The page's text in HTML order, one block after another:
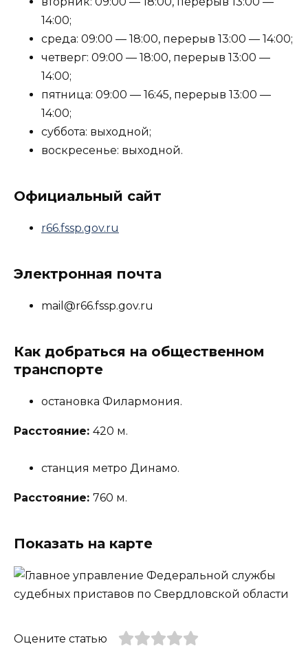
14:00;
среда: 09:00 — 18:00, перерыв 13:00 — 14:00;
четверг: 09:00 — 18:00, перерыв 13:00 —
14:00;
пятница: 09:00 — 16:45, перерыв 13:00 —
14:00;
суббота: выходной;
воскресенье: выходной.
Официальный сайт
r66.fssp.gov.ru
Электронная почта
mail@r66.fssp.gov.ru
Как добраться на общественном
транспорте
остановка Филармония.
Расстояние: 420 м.
станция метро Динамо.
Расстояние: 760 м.
Показать на карте
Оцените статью